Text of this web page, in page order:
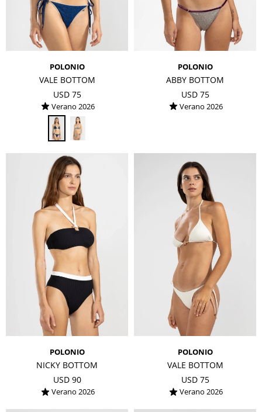
POLONIO
VALE BOTTOM
USD 75
Verano 2026
POLONIO
ABBY BOTTOM
USD 75
Verano 2026
POLONIO
NICKY BOTTOM
USD 90
Verano 2026
POLONIO
VALE BOTTOM
USD 75
Verano 2026